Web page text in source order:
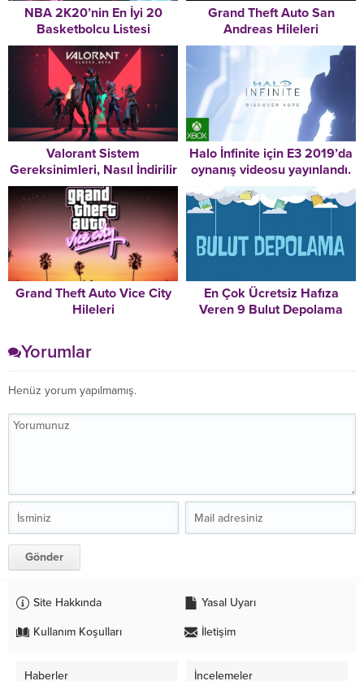
NBA 2K20’nin En İyi 20
Basketbolcu Listesi
Grand Theft Auto San
Andreas Hileleri
Valorant Sistem
Gereksinimleri, Nasıl İndirilir
ve Nasıl Oynanır
Halo İnfinite için E3 2019’da
oynanış videosu yayınlandı.
Grand Theft Auto Vice City
Hileleri
En Çok Ücretsiz Hafıza
Veren 9 Bulut Depolama
Yorumlar
Henüz yorum yapılmamış.
Site Hakkında Yasal Uyarı
Kullanım Koşulları İletişim
Haberler İncelemeler